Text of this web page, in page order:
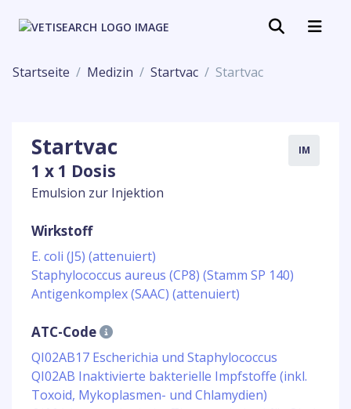
Startseite Medizin Startvac Startvac
Startvac
1 x 1 Dosis
Emulsion zur Injektion
IM
Wirkstoff
E. coli (J5) (attenuiert)
Staphylococcus aureus (CP8) (Stamm SP 140)
Antigenkomplex (SAAC) (attenuiert)
ATC-Code
QI02AB17 Escherichia und Staphylococcus
QI02AB Inaktivierte bakterielle Impfstoffe (inkl.
Toxoid, Mykoplasmen- und Chlamydien)